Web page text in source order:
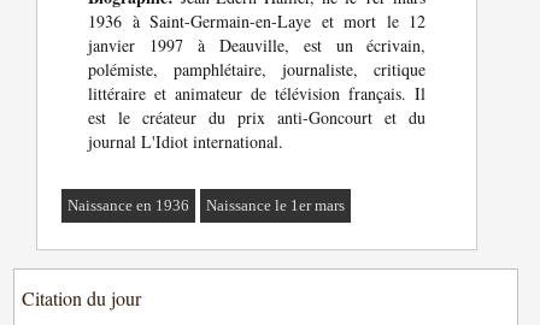
1936 à Saint-Germain-en-Laye et mort le 12
janvier 1997 à Deauville, est un écrivain,
polémiste, pamphlétaire, journaliste, critique
littéraire et animateur de télévision français. Il
est le créateur du prix anti-Goncourt et du
journal L'Idiot international.
Naissance en 1936 Naissance le 1er mars
Citation du jour